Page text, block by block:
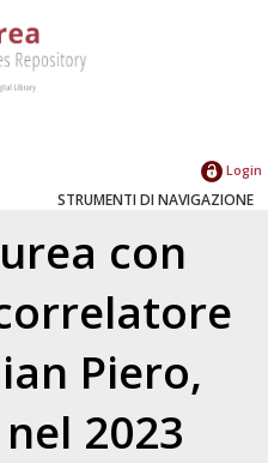
Login
STRUMENTI DI NAVIGAZIONE
con
Piero,
2023